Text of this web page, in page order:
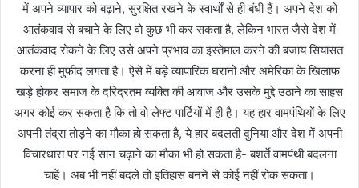
में अपने व्यापार को बढ़ाने, सुरक्षित रखने के स्वार्थों से ही बंधी हैं। अपने देश को
आतंकवाद से बचाने के लिए वो कुछ भी कर सकता है, लेकिन भारत जैसे देश में
आतंकवाद रोकने के लिए उसे अपने प्रभाव का इस्तेमाल करने की बजाय सियासत
करना ही मुफीद लगता है। ऐसे में बड़े व्यापारिक घरानों और अमेरिका के खिलाफ
खड़े होकर समाज के दरिद्रतम व्यक्ति की आवाज और उसके मुद्दे उठाने का साहस
अगर कोई कर सकता है कि तो वो लेफ्ट पार्टियों में ही है। यह हार वामपंथियों के लिए
अपनी तंद्रा तोड़ने का मौका हो सकता है, ये हार बदलती दुनिया और देश में अपनी
विचारधारा पर नई सान चढ़ाने का मौका भी हो सकता है- बशर्ते वामपंथी बदलना
चाहें। अब भी नहीं बदले तो इतिहास बनने से कोई नहीं रोक सकता।